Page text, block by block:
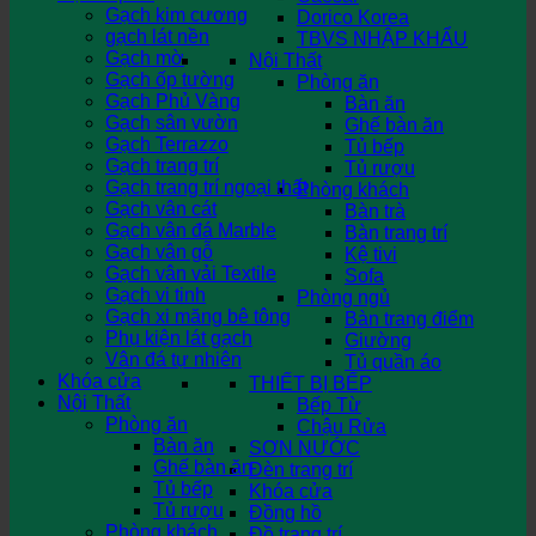
Dorico Korea
TBVS NHẬP KHẨU
Nội Thất
Phòng ăn
Bàn ăn
Ghế bàn ăn
Tủ bếp
Tủ rượu
Phòng khách
Bàn trà
Bàn trang trí
Kệ tivi
Sofa
Phòng ngủ
Bàn trang điểm
Giường
Tủ quần áo
THIẾT BỊ BẾP
Bếp Từ
Chậu Rửa
SƠN NƯỚC
Đèn trang trí
Khóa cửa
Đồng hồ
Gạch kim cương
gạch lát nền
Gạch mờ
Gạch ốp tường
Gạch Phủ Vàng
Gạch sân vườn
Gạch Terrazzo
Gạch trang trí
Gạch trang trí ngoại thất
Gạch vân cát
Gạch vân đá Marble
Gạch vân gỗ
Gạch vân vải Textile
Gạch vi tinh
Gạch xi măng bê tông
Phụ kiện lát gạch
Vân đá tự nhiên
Khóa cửa
Nội Thất
Phòng ăn
Bàn ăn
Ghế bàn ăn
Tủ bếp
Tủ rượu
Phòng khách